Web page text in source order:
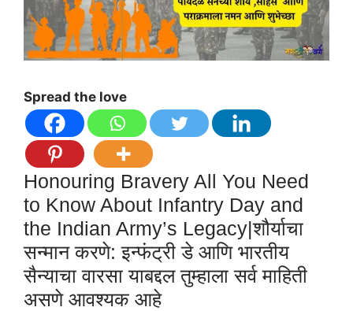
Spread the love
Honouring Bravery All You Need
to Know About Infantry Day and
the Indian Army’s Legacy|शौर्याचा
सन्मान करणे: इन्फंट्री डे आणि भारतीय
सैन्याचा वारसा याबद्दल तुम्हाला सर्व माहिती
असणे आवश्यक आहे